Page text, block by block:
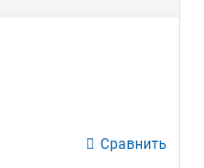
Сравнить